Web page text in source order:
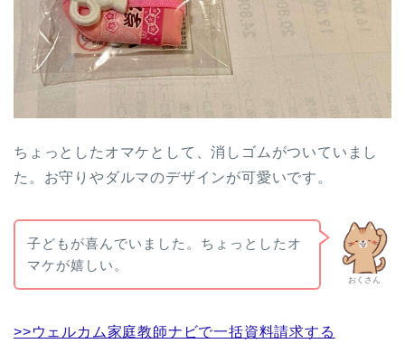
ちょっとしたオマケとして、消しゴムがついていまし
た。お守りやダルマのデザインが可愛いです。
おくさん
子どもが喜んでいました。ちょっとしたオ
マケが嬉しい。
>>ウェルカム家庭教師ナビで一括資料請求する